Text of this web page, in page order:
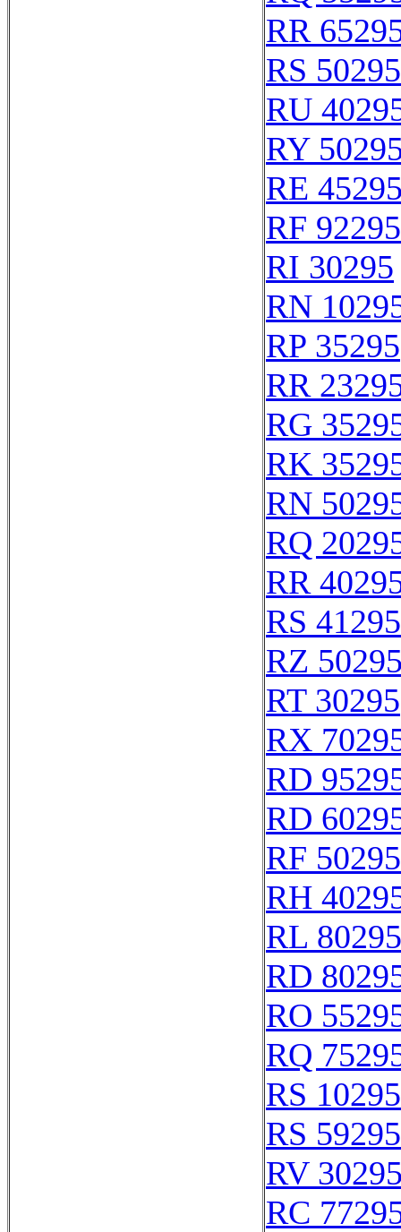
RR
RS 50295
RU
RY
RE
RF 92295
RI 30295
RN
RP 35295
RR
RG
RK
RN
RQ
RR
RS 41295
RZ
RT 30295
RX
RD
RD
RF 50295
RH
RL 80295
RD
RO
RQ
RS 10295
RS 59295
RV
RC